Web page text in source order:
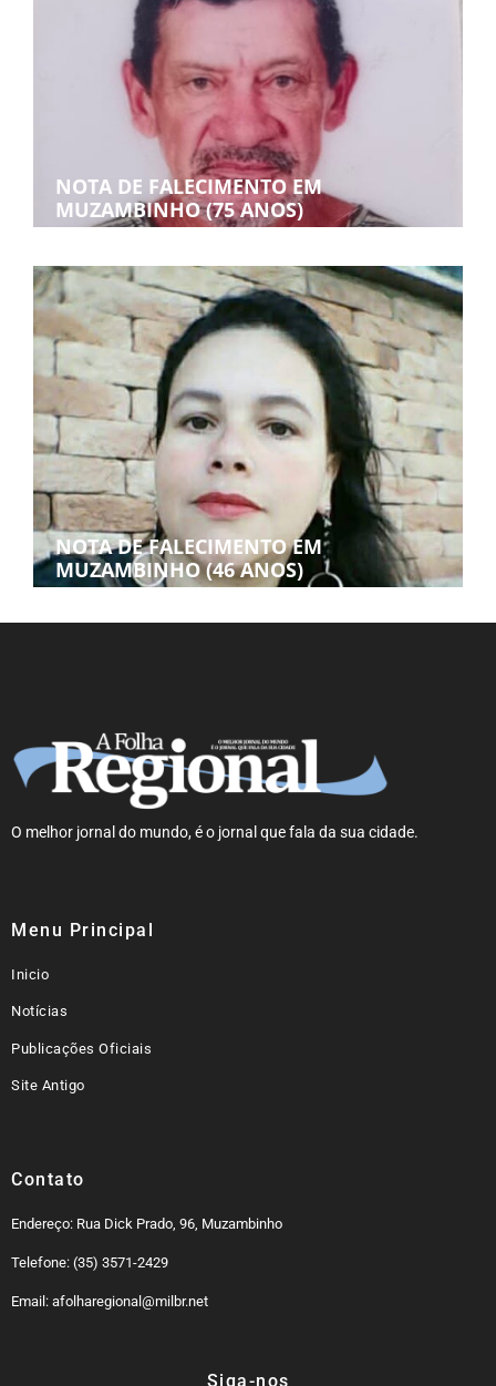
NOTA DE FALECIMENTO EM
MUZAMBINHO (75 ANOS)
NOTA DE FALECIMENTO EM
MUZAMBINHO (46 ANOS)
O melhor jornal do mundo, é o jornal que fala da sua cidade.
Menu Principal
Inicio
Notícias
Publicações Oficiais
Site Antigo
Contato
Endereço: Rua Dick Prado, 96, Muzambinho
Telefone: (35) 3571-2429
Email: afolharegional@milbr.net
Siga-nos